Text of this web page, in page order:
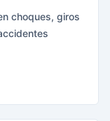
choques, giros